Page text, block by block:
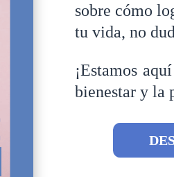
sobre cómo
tu vida, no
¡Estamos
bienestar y la